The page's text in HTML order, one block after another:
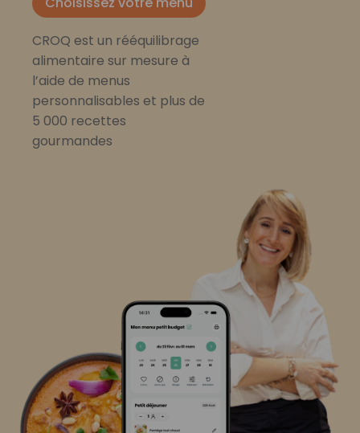
CROQ est un rééquilibrage
alimentaire sur mesure à
l’aide de menus
personnalisables et plus de
5 000 recettes
gourmandes